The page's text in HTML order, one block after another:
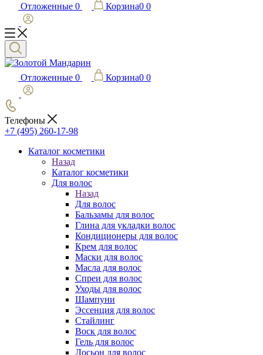
Отложенные 0 Корзина0 0
Отложенные 0 Корзина0 0
Телефоны
+7 (495) 260-17-98
Каталог косметики
Назад
Каталог косметики
Для волос
Назад
Для волос
Бальзамы для волос
Глина для укладки волос
Кондиционеры для волос
Крем для волос
Маски для волос
Масла для волос
Спреи для волос
Уходы для волос
Шампуни
Эссенция для волос
Стайлинг
Воск для волос
Гель для волос
Лосьон для волос